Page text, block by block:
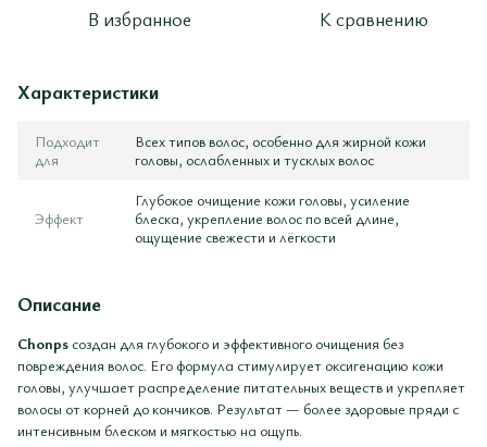
В избранное К сравнению
Характеристики
Подходит
для
Всех типов волос, особенно для жирной кожи
головы, ослабленных и тусклых волос
Эффект
Глубокое очищение кожи головы, усиление
блеска, укрепление волос по всей длине,
ощущение свежести и лёгкости
Описание
Chonps создан для глубокого и эффективного очищения без
повреждения волос. Его формула стимулирует оксигенацию кожи
головы, улучшает распределение питательных веществ и укрепляет
волосы от корней до кончиков. Результат — более здоровые пряди с
интенсивным блеском и мягкостью на ощупь.